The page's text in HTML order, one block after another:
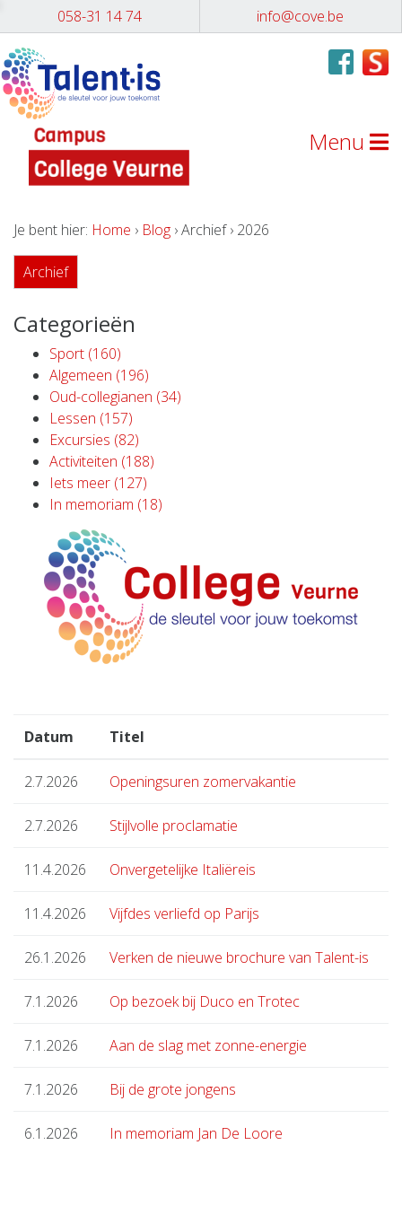
058-31 14 74 info@cove.be
Menu
Je bent hier: Home › Blog › Archief › 2026
Archief
Categorieën
Sport (160)
Algemeen (196)
Oud-collegianen (34)
Lessen (157)
Excursies (82)
Activiteiten (188)
Iets meer (127)
In memoriam (18)
Datum Titel
2.7.2026 Openingsuren zomervakantie
2.7.2026 Stijlvolle proclamatie
11.4.2026 Onvergetelijke Italiëreis
11.4.2026 Vijfdes verliefd op Parijs
26.1.2026 Verken de nieuwe brochure van Talent-is
7.1.2026 Op bezoek bij Duco en Trotec
7.1.2026 Aan de slag met zonne-energie
7.1.2026 Bij de grote jongens
6.1.2026 In memoriam Jan De Loore